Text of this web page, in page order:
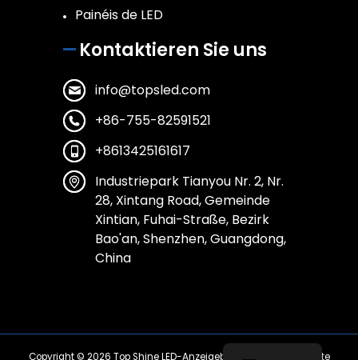
Painéis de LED
Kontaktieren Sie uns
info@topsled.com
+86-755-82591521
+8613425161617
Industriepark Tianyou Nr. 2, Nr.
28, Xintang Road, Gemeinde
Xintian, Fuhai-Straße, Bezirk
Bao'an, Shenzhen, Guangdong,
China
Copyright © 2026 Top Shine LED-Anzeigebildschirm | Alle Rechte